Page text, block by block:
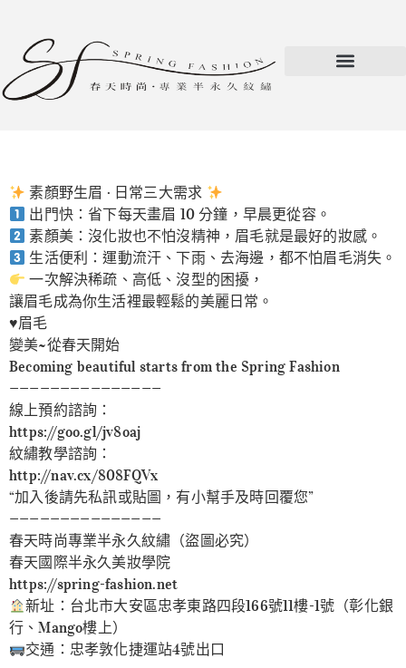
素顏野生眉 · 日常三大需求
出門快：省下每天畫眉 10 分鐘，早晨更從容。
素顏美：沒化妝也不怕沒精神，眉毛就是最好的妝感。
生活便利：運動流汗、下雨、去海邊，都不怕眉毛消失。
一次解決稀疏、高低、沒型的困擾，
讓眉毛成為你生活裡最輕鬆的美麗日常。
♥️眉毛
變美~從春天開始
Becoming beautiful starts from the Spring Fashion
———————————————
線上預約諮詢：
https://goo.gl/jv8oaj
紋繡教學諮詢：
http://nav.cx/808FQVx
“加入後請先私訊或貼圖，有小幫手及時回覆您”
———————————————
春天時尚專業半永久紋繡（盜圖必究）
春天國際半永久美妝學院
https://spring-fashion.net
新址：台北市大安區忠孝東路四段166號11樓-1號（彰化銀
行、Mango樓上）
交通：忠孝敦化捷運站4號出口